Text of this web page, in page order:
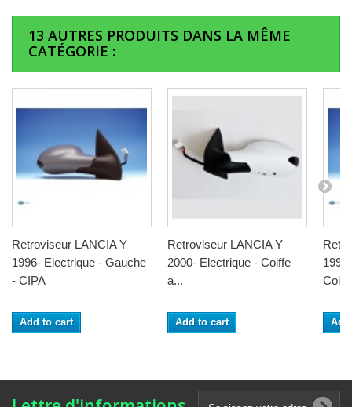
13 AUTRES PRODUITS DANS LA MÊME
CATÉGORIE :
Retroviseur LANCIA Y
1996- Electrique - Gauche
- CIPA
Add to cart
Retroviseur LANCIA Y
2000- Electrique - Coiffe
a...
Add to cart